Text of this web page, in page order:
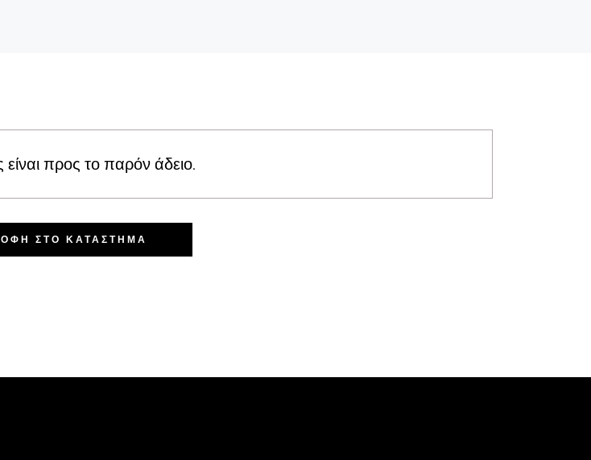
προς το παρόν άδειο.
ΣΤΟ ΚΑΤΆΣΤΗΜΑ